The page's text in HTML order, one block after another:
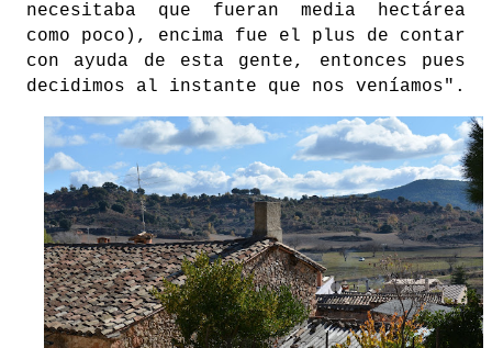
necesitaba que fueran media hectárea
como poco), encima fue el plus de contar
con ayuda de esta gente, entonces pues
decidimos al instante que nos veníamos".